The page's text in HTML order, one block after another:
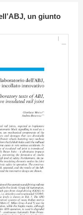
un giunto